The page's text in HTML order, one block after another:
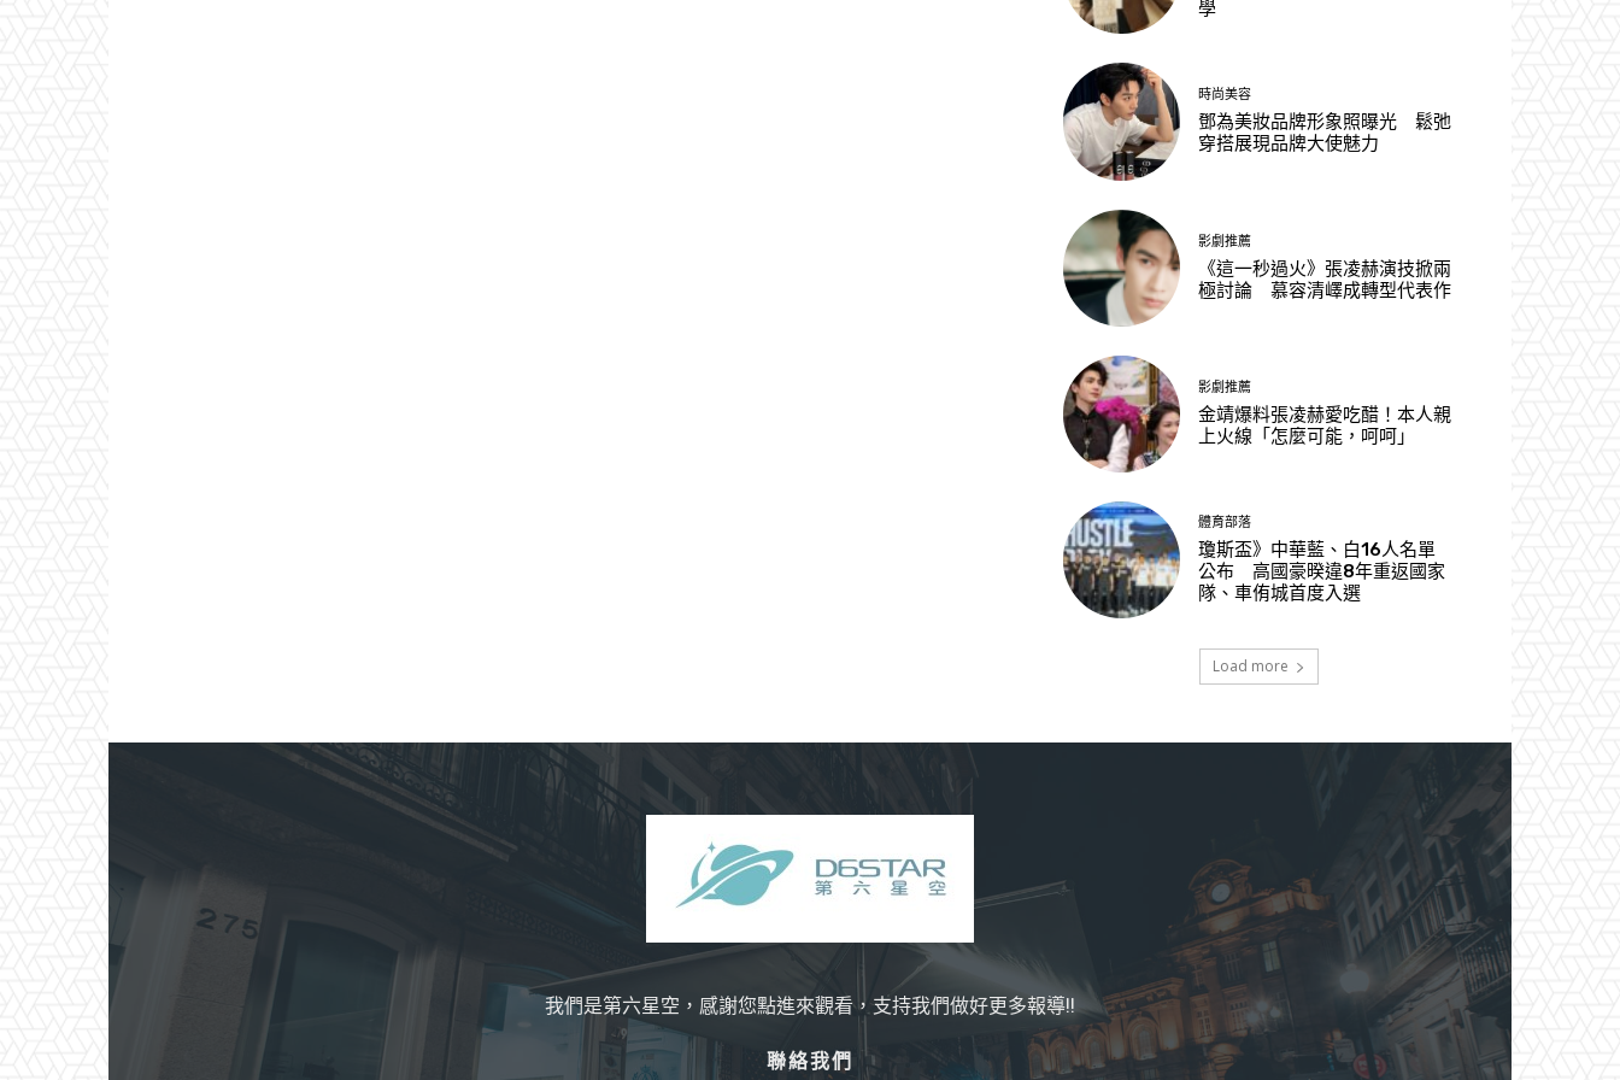
學
時尚美容
鄧為美妝品牌形象照曝光 鬆弛
穿搭展現品牌大使魅力
影劇推薦
《這一秒過火》張凌赫演技掀兩
極討論 慕容清嶧成轉型代表作
影劇推薦
金靖爆料張凌赫愛吃醋！本人親
上火線「怎麼可能，呵呵」
體育部落
瓊斯盃》中華藍、白16人名單
公布 高國豪暌違8年重返國家
隊、車侑城首度入選
Load more
我們是第六星空，感謝您點進來觀看，支持我們做好更多報導!!
聯絡我們